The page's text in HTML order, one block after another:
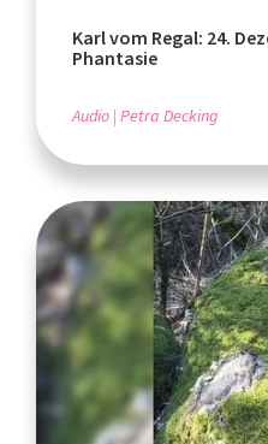
Karl vom Regal: 24.
Phantasie
Audio Petra Decking